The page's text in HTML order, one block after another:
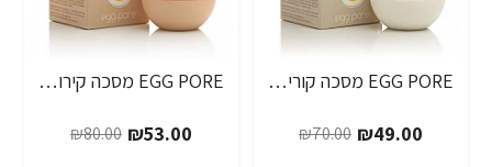
EGG PORE מסכה קוריאנית לניקוי ראשים שחורים 30 גרם - מבית Tony Moly
₪49.00
₪70.00
EGG PORE מסכה קירור לכיווץ נקבוביות 30 גרם - מבית Tony Moly
₪53.00
₪80.00